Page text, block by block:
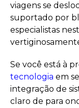
viagens se
suportado por
especialistas
Se você está à
tecnologia em
integração de
claro de para